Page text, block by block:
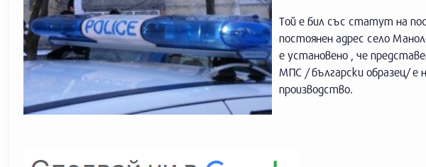
Той е бил със статут на
постоянен адрес село
е установено , че
МПС / български образец/ е
производство.